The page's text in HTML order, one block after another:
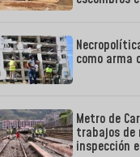
como arma
Metro de
trabajos
inspección